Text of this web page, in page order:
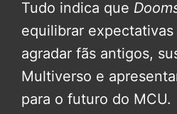
Tudo indica que
equilibrar
agradar fãs antigos,
Multiverso e
para o futuro do MCU.